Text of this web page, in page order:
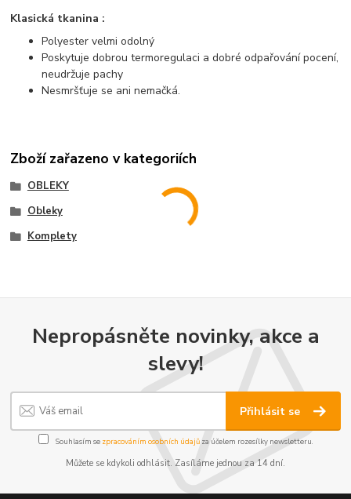
Klasická tkanina :
Polyester velmi odolný
Poskytuje dobrou termoregulaci a dobré odpařování pocení,
neudržuje pachy
Nesmršťuje se ani nemačká.
Zboží zařazeno v kategoriích
OBLEKY
Obleky
Komplety
Nepropásněte novinky, akce a
slevy!
Přihlásit se
Souhlasím se zpracováním osobních údajůza účelem rozesílky newsletteru.
Můžete se kdykoli odhlásit. Zasíláme jednou za 14 dní.